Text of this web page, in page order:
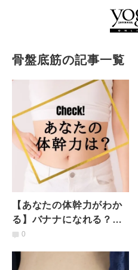
骨盤底筋の記事一覧
【あなたの体幹力がわか
る】バナナになれる？ゴ
ロンと寝たままできる体
0